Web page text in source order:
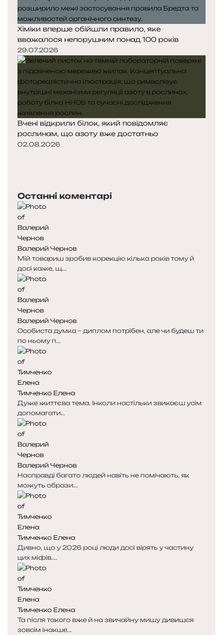
Хіміки вперше обійшли правило, яке
вважалося непорушним понад 100 років
29.07.2026
Вчені відкрили білок, який повідомляє
рослинам, що азоту вже достатньо
02.08.2026
р
е
д
н
я
с
т
о
р
і
н
к
а
т
у
п
н
а
с
т
о
р
і
н
к
а
Останні коментарі
Валерий Чернов
Мій товариш зробив корекцію кілька років тому й
досі каже, щ...
Валерий Чернов
Особиста думка – диплом потрібен, але чи будеш ти
по ньому п...
Тимченко Елена
Дуже життєва тема. Інколи настільки звикаєш усім
допомагати...
Валерий Чернов
Насправді багато людей навіть не помічають, як
можуть образи...
Тимченко Елена
Дивно, що у 2026 році люди досі вірять у частину
цих міфів....
Тимченко Елена
Та після такого вже й на звичайну мишу дивишся
зовсім інакше...